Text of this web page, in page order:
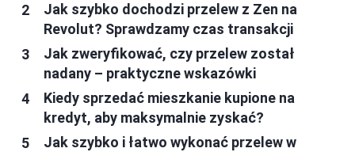
Jak szybko dochodzi przelew z Zen na
Revolut? Sprawdzamy czas transakcji
Jak zweryfikować, czy przelew został
nadany – praktyczne wskazówki
Kiedy sprzedać mieszkanie kupione na
kredyt, aby maksymalnie zyskać?
Jak szybko i łatwo wykonać przelew w